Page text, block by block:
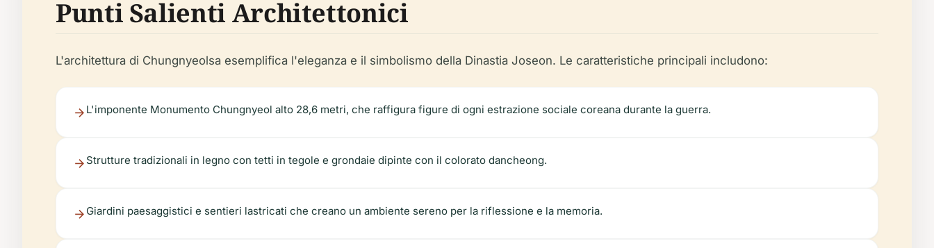
Punti Salienti Architettonici
L'architettura di Chungnyeolsa esemplifica l'eleganza e il simbolismo della Dinastia Joseon. Le caratteristiche principali includono:
L'imponente Monumento Chungnyeol alto 28,6 metri, che raffigura figure di ogni estrazione sociale coreana durante la guerra.
Strutture tradizionali in legno con tetti in tegole e grondaie dipinte con il colorato dancheong.
Giardini paesaggistici e sentieri lastricati che creano un ambiente sereno per la riflessione e la memoria.